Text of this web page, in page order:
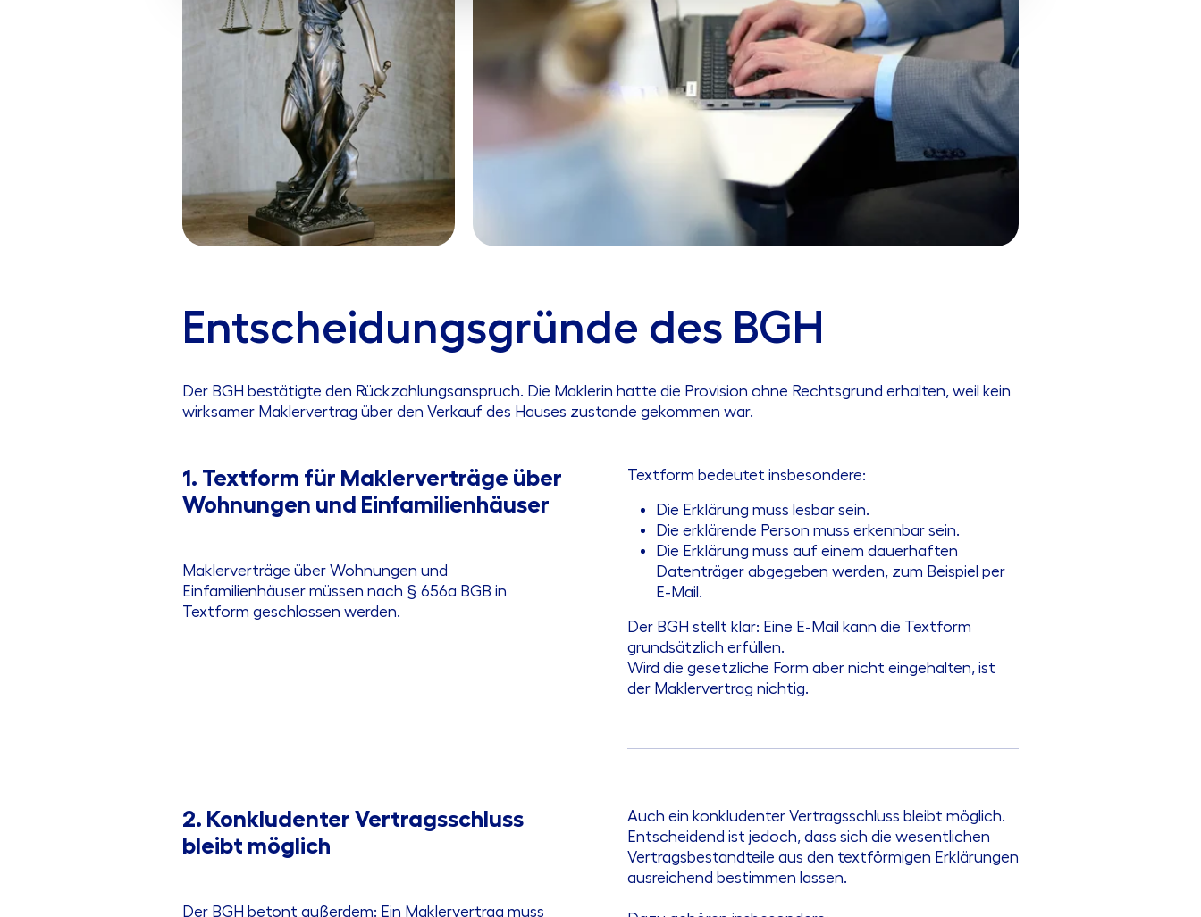
Entscheidungsgründe des BGH
Der BGH bestätigte den Rückzahlungsanspruch. Die Maklerin hatte die Provision ohne Rechtsgrund erhalten, weil kein
wirksamer Maklervertrag über den Verkauf des Hauses zustande gekommen war.
1. Textform für Maklerverträge über
Wohnungen und Einfamilienhäuser
Maklerverträge über Wohnungen und
Einfamilienhäuser müssen nach § 656a BGB in
Textform geschlossen werden.
Textform bedeutet insbesondere:
Die Erklärung muss lesbar sein.
Die erklärende Person muss erkennbar sein.
Die Erklärung muss auf einem dauerhaften
Datenträger abgegeben werden, zum Beispiel per
E-Mail.
Der BGH stellt klar: Eine E-Mail kann die Textform
grundsätzlich erfüllen.
Wird die gesetzliche Form aber nicht eingehalten, ist
der Maklervertrag nichtig.
2. Konkludenter Vertragsschluss
bleibt möglich
Der BGH betont außerdem: Ein Maklervertrag muss
Auch ein konkludenter Vertragsschluss bleibt möglich.
Entscheidend ist jedoch, dass sich die wesentlichen
Vertragsbestandteile aus den textförmigen Erklärungen
ausreichend bestimmen lassen.